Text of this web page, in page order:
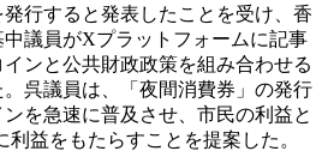
行すると発表したことを受け、香
議員がXプラットフォームに記事
ンと公共財政政策を組み合わせる
呉議員は、「夜間消費券」の発行
を急速に普及させ、市民の利益と
利益をもたらすことを提案した。